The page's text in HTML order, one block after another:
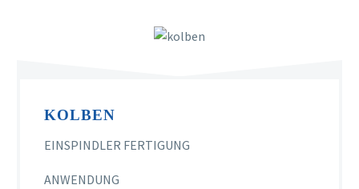
KOLBEN
EINSPINDLER FERTIGUNG
ANWENDUNG